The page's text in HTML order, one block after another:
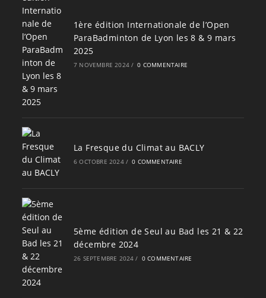
1ère édition Internationale de l’Open
ParaBadminton de Lyon les 8 & 9 mars
2025
7 NOVEMBRE 2024 / 0 COMMENTAIRE
La Fresque du Climat au BACLY
6 OCTOBRE 2024 / 0 COMMENTAIRE
5ème édition de Seul au Bad les 21 & 22
décembre 2024
26 SEPTEMBRE 2024 / 0 COMMENTAIRE